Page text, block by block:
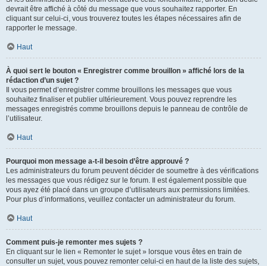
devrait être affiché à côté du message que vous souhaitez rapporter. En
cliquant sur celui-ci, vous trouverez toutes les étapes nécessaires afin de
rapporter le message.
Haut
À quoi sert le bouton « Enregistrer comme brouillon » affiché lors de la
rédaction d’un sujet ?
Il vous permet d’enregistrer comme brouillons les messages que vous
souhaitez finaliser et publier ultérieurement. Vous pouvez reprendre les
messages enregistrés comme brouillons depuis le panneau de contrôle de
l’utilisateur.
Haut
Pourquoi mon message a-t-il besoin d’être approuvé ?
Les administrateurs du forum peuvent décider de soumettre à des vérifications
les messages que vous rédigez sur le forum. Il est également possible que
vous ayez été placé dans un groupe d’utilisateurs aux permissions limitées.
Pour plus d’informations, veuillez contacter un administrateur du forum.
Haut
Comment puis-je remonter mes sujets ?
En cliquant sur le lien « Remonter le sujet » lorsque vous êtes en train de
consulter un sujet, vous pouvez remonter celui-ci en haut de la liste des sujets,